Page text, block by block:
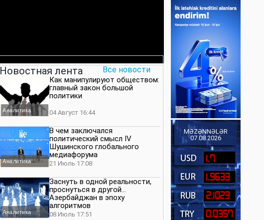
Новостная лента Все новости
Аналитика
Как манипулируют обществом:
главный закон большой
политики
04 Август 16:44
Аналитика
В чем заключался
политический смысл IV
Шушинского глобального
медиафорума
21 Июль 17:08
Аналитика
Заснуть в одной реальности,
проснуться в другой…
Азербайджан в эпоху
алгоритмов
08 Июль 17:51
MƏZƏNNƏLƏR
07.08.2026
1.7
1.9633
2.1023
0.0357